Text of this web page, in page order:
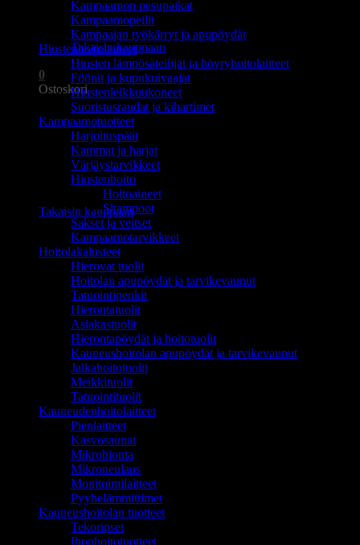
Ostoskori on tyhjä.
Takaisin kauppaan
0
Ostoskori
Ostoskori on tyhjä.
Takaisin kauppaan
Kampaamon pesupaikat
Kampaamopeilit
Kampaajan työkärryt ja apupöydät
Hiustenhoitolaitteet
Hiusten lämpösäteilijät ja höyryhoitolaitteet
Föönit ja kupukuivaajat
Hiustenleikkuukoneet
Suoristusraudat ja kihartimet
Kampaamotuotteet
Harjoituspäät
Kammat ja harjat
Värjäystarvikkeet
Hiustenhoito
Hoitoaineet
Shampoot
Sakset ja veitset
Kampaamotarvikkeet
Hoitolakalusteet
Hierovat tuolit
Hoitolan apupöydät ja tarvikevaunut
Tatuointipenkit
Hierontatuolit
Asiakastuolit
Hierontapöydät ja hoitotuolit
Kauneushoitolan apupöydät ja tarvikevaunut
Jalkahoitotuolit
Meikkituolit
Tatuointituolit
Kauneudenhoitolaitteet
Pienlaitteet
Kasvosaunat
Mikrohionta
Mikroneulaus
Monitoimilaitteet
Pyyhelämmittimet
Kauneushoitolan tuotteet
Tekoripset
Ihonhoitotuotteet